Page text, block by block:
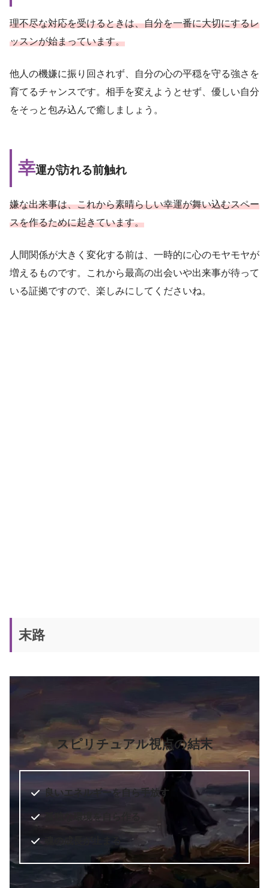
理不尽な対応を受けるときは、自分を一番に大切にするレ
ッスンが始まっています。
他人の機嫌に振り回されず、自分の心の平穏を守る強さを
育てるチャンスです。相手を変えようとせず、優しい自分
をそっと包み込んで癒しましょう。
幸運が訪れる前触れ
嫌な出来事は、これから素晴らしい幸運が舞い込むスペー
スを作るために起きています。
人間関係が大きく変化する前は、一時的に心のモヤモヤが
増えるものです。これから最高の出会いや出来事が待って
いる証拠ですので、楽しみにしてくださいね。
末路
スピリチュアル視点の結末
良いエネルギーを自ら手放す
孤独な環境を自ら作る